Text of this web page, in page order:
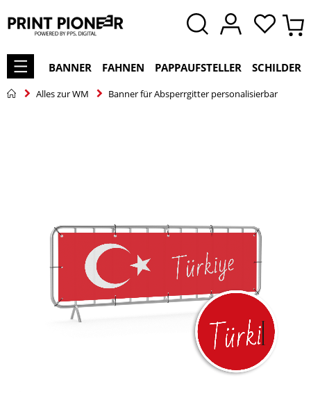
BANNER FAHNEN PAPPAUFSTELLER SCHILDER
Alles zur WM Banner für Absperrgitter personalisierbar